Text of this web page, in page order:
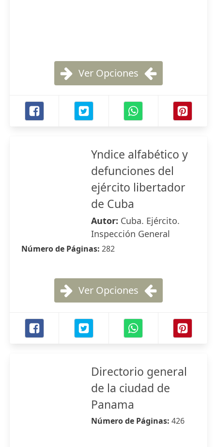
Ver Opciones
Yndice alfabético y
defunciones del
ejército libertador
de Cuba
Autor: Cuba. Ejército.
Inspección General
Número de Páginas: 282
Ver Opciones
Directorio general
de la ciudad de
Panama
Número de Páginas: 426